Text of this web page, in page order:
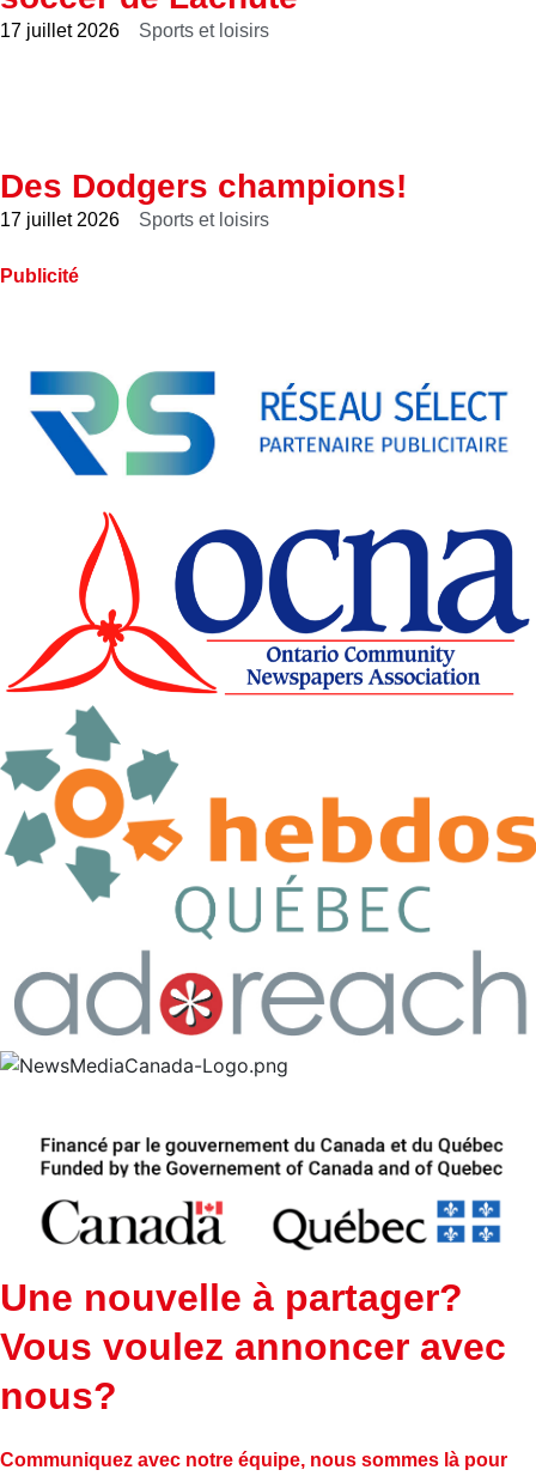
17 juillet 2026 Sports et loisirs
Des Dodgers champions!
17 juillet 2026 Sports et loisirs
Publicité
Une nouvelle à partager?
Vous voulez annoncer avec
nous?
Communiquez avec notre équipe, nous sommes là pour